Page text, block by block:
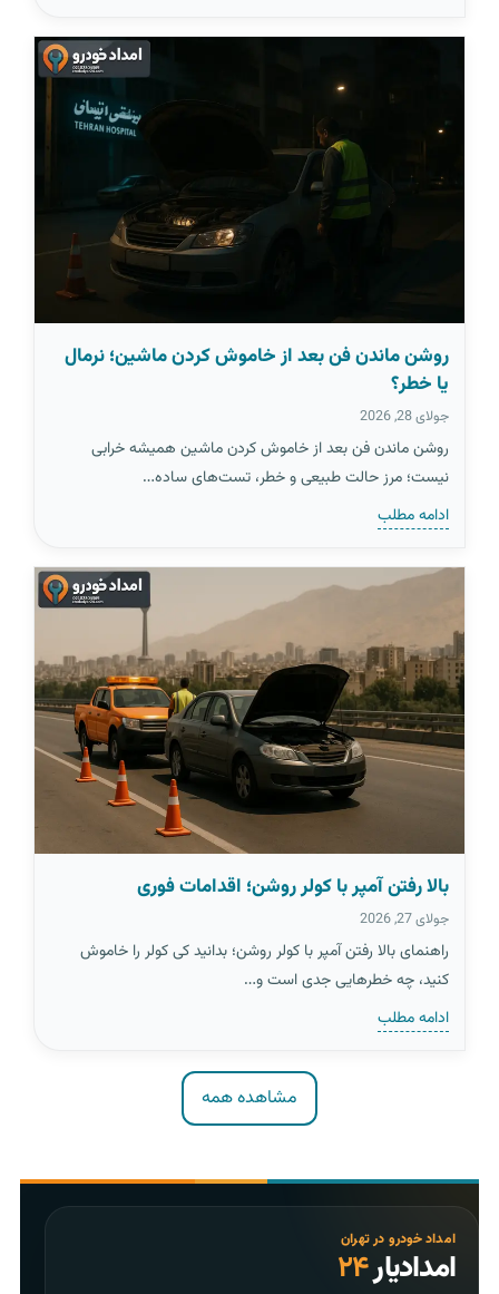
روشن ماندن فن بعد از خاموش کردن ماشین؛ نرمال
یا خطر؟
جولای 28, 2026
روشن ماندن فن بعد از خاموش کردن ماشین همیشه خرابی
نیست؛ مرز حالت طبیعی و خطر، تست‌های ساده…
ادامه مطلب
بالا رفتن آمپر با کولر روشن؛ اقدامات فوری
جولای 27, 2026
راهنمای بالا رفتن آمپر با کولر روشن؛ بدانید کی کولر را خاموش
کنید، چه خطرهایی جدی است و…
ادامه مطلب
مشاهده همه
امداد خودرو در تهران
امدادیار۲۴